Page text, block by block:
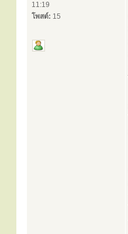
11:19
โพสต์: 15